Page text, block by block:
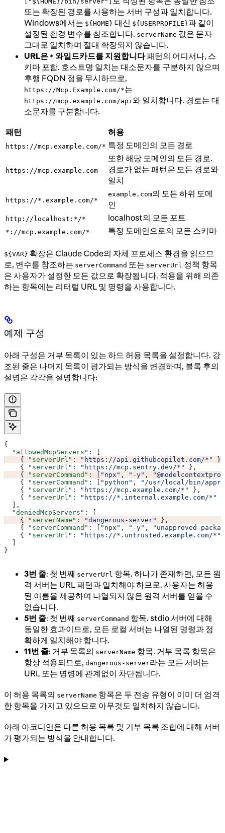
또는 확장된 경로를 사용하는 서버 구성과 일치합니다.
Windows에서는 ${HOME} 대신 ${USERPROFILE}과 같이
설정된 환경 변수를 참조합니다. serverName 값은 문자
그대로 일치하며 절대 확장되지 않습니다.
URL은 * 와일드카드를 지원합니다패턴의 어디서나, 스
키마 포함. 호스트명 일치는 대소문자를 구분하지 않으며
후행 FQDN 점을 무시하므로,
https://Mcp.Example.com/*는
https://mcp.example.com/api와 일치합니다. 경로는 대
소문자를 구분합니다.
패턴 허용
https://mcp.example.com/* 특정 도메인의 모든 경로
https://mcp.example.com
또한 해당 도메인의 모든 경로.
경로가 없는 패턴은 모든 경로와
일치
https://*.example.com/*
example.com의 모든 하위 도메
인
http://localhost:*/* localhost의 모든 포트
*://mcp.example.com/* 특정 도메인으로의 모든 스키마
${VAR} 확장은 Claude Code의 자체 프로세스 환경을 읽으므
로, 변수를 참조하는 serverCommand 또는 serverUrl 정책 항목
은 사용자가 설정한 모든 값으로 확장됩니다. 적용을 위해 의존
하는 항목에는 리터럴 URL 및 명령을 사용합니다.
예제 구성
아래 구성은 거부 목록이 있는 하드 허용 목록을 설정합니다. 강
조된 줄은 나머지 목록이 평가되는 방식을 변경하며, 블록 후의
설명은 각각을 설명합니다:
{
  "allowedMcpServers"
: [
    {
"serverUrl" : "https://api.githubcopilot.com/*"
},
    {
"serverUrl" : "https://mcp.sentry.dev/*"
},
    {
"serverCommand" : [ "npx" , "-y" ,
    {
"serverCommand" : [ "python" ,
"/usr/local/bin/
    {
"serverUrl" : "https://mcp.example.com/*"
},
    {
"serverUrl" : "https://*.internal.example.com/*"
  ],
  "deniedMcpServers"
: [
    {
"serverName" : "dangerous-server"
},
    {
"serverCommand" : [ "npx" , "-y" ,
"unapproved-
    {
"serverUrl" : "https://*.untrusted.example.com/*"
}
3번 줄: 첫 번째 serverUrl 항목. 하나가 존재하면, 모든 원
격 서버는 URL 패턴과 일치해야 하므로, 사용자는 허용
된 이름을 제공하여 나열되지 않은 원격 서버를 얻을 수
없습니다.
5번 줄: 첫 번째 serverCommand 항목. stdio 서버에 대해
동일한 효과이므로, 모든 로컬 서버는 나열된 명령과 정
확하게 일치해야 합니다.
11번 줄: 거부 목록의 serverName 항목. 거부 목록 항목은
항상 적용되므로, dangerous-server라는 모든 서버는
URL 또는 명령에 관계없이 차단됩니다.
이 허용 목록의 serverName 항목은 두 전송 유형이 이미 더 엄격
한 항목을 가지고 있으므로 아무것도 일치하지 않습니다.
아래 아코디언은 다른 허용 목록 및 거부 목록 조합에 대해 서버
가 평가되는 방식을 안내합니다.